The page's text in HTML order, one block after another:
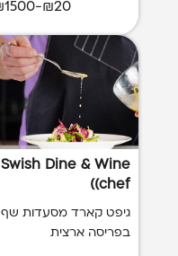
₪20-₪1500
Swish Dine & Wine
(chef)
גיפט קארד מסעדות שף
בפריסה ארצית